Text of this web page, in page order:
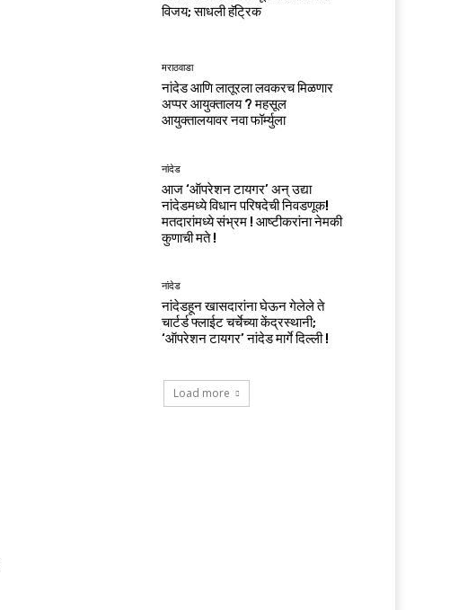
विजय; साधली हॅट्रिक
मराठवाडा
नांदेड आणि लातूरला लवकरच मिळणार
अप्पर आयुक्तालय ? महसूल
आयुक्तालयावर नवा फॉर्म्युला
नांदेड
आज ‘ऑपरेशन टायगर’ अन् उद्या
नांदेडमध्ये विधान परिषदेची निवडणूक!
मतदारांमध्ये संभ्रम ! आष्टीकरांना नेमकी
कुणाची मते !
नांदेड
नांदेडहून खासदारांना घेऊन गेलेले ते
चार्टर्ड फ्लाईट चर्चेच्या केंद्रस्थानी;
‘ऑपरेशन टायगर’ नांदेड मार्गे दिल्ली !
Load more